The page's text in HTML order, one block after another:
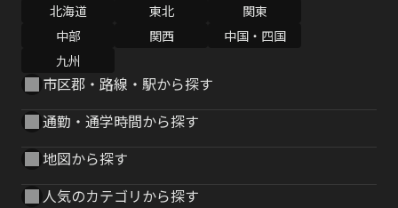
北海道 東北
関東
中部
関西
中国・四国
九州
市区郡・路線・駅から探す
通勤・通学時間から探す
地図から探す
人気のカテゴリから探す